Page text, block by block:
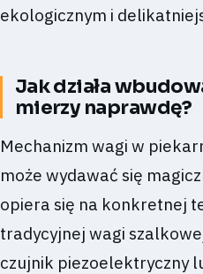
ekologicznym i
Jak działa
mierzy naprawdę?
Mechanizm wagi w
może wydawać się
opiera się na konkretnej
tradycyjnej wagi
czujnik piezoelektryczny